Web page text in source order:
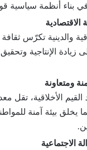
بناء أنظمة سياسية
الاقتصادية
والدينية تكرّس
زيادة الإنتاجية وتحقيق
ومتعاونة
الأخلاقية، تقل
يخلق بيئة آمنة
الاجتماعية